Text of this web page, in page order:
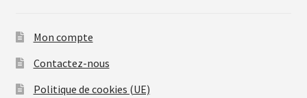
Mon compte
Contactez-nous
Politique de cookies (UE)